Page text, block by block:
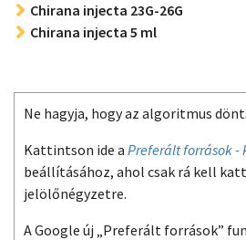
Chirana injecta 23G-26G
Chirana injecta 5 ml
Ne hagyja, hogy az algoritmus
Kattintson ide a Preferált források -
beállításához, ahol csak rá kell
jelölőnégyzetre.
A Google új „Preferált források”